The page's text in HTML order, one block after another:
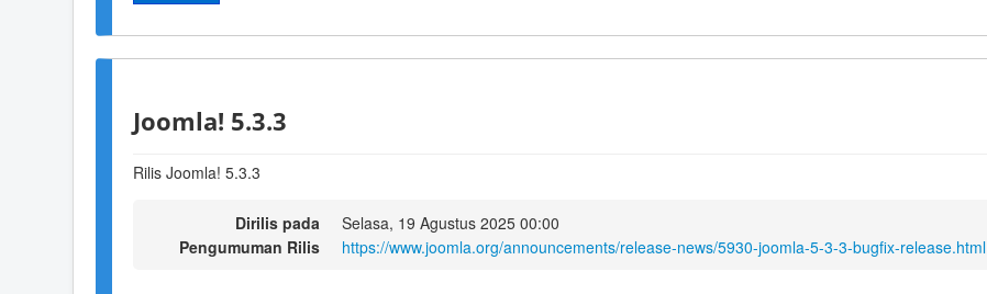
Joomla! 5.3.3
Rilis Joomla! 5.3.3
Dirilis pada
Selasa, 19 Agustus 2025 00:00
Pengumuman Rilis
https://www.joomla.org/announcements/release-news/5930-joomla-5-3-3-bugfix-release.html